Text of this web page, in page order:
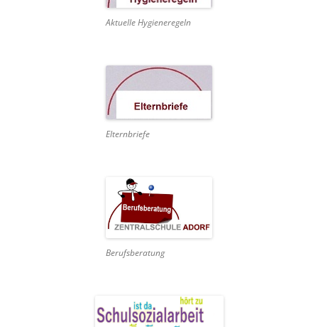
Aktuelle Hygieneregeln
Elternbriefe
Berufsberatung